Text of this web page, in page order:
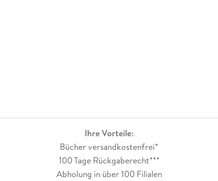
Ihre Vorteile:
Bücher versandkostenfrei*
100 Tage Rückgaberecht***
Abholung in über 100 Filialen